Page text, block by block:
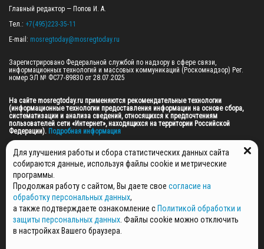
Главный редактор — Попов И. А.
Тел.: +7(495)223-35-11
E-mail: mosregtoday@mosregtoday.ru
Зарегистрировано Федеральной службой по надзору в сфере связи,
информационных технологий и массовых коммуникаций (Роскомнадзор) Рег.
номер ЭЛ № ФС77-89830 от 28.07.2025
На сайте mosregtoday.ru применяются рекомендательные технологии
(информационные технологии предоставления информации на основе сбора,
систематизации и анализа сведений, относящихся к предпочтениям
пользователей сети «Интернет», находящихся на территории Российской
Федерации). Подробная информация
© 2026 ПРАВА НА ВСЕ МАТЕРИАЛЫ САЙТА ПРИНАДЛЕЖАТ ГАУ МО "ЦИФРОВЫЕ
МЕДИА" (ОГРН: 1255000059467).
ПОЛИТИКА ОБРАБОТКИ И ЗАЩИТЫ ПЕРСОНАЛЬНЫХ ДАННЫХ
НОВОСТИ
ГАЗЕТЫ
РЕКЛАМОДАТЕЛЯМ
Для улучшения работы и сбора статистических данных сайта
собираются данные, используя файлы cookie и метрические
программы.
Продолжая работу с сайтом, Вы даете свое согласие на
обработку персональных данных,
а также подтверждаете ознакомление с Политикой обработки и
защиты персональных данных . Файлы cookie можно отключить
в настройках Вашего браузера.